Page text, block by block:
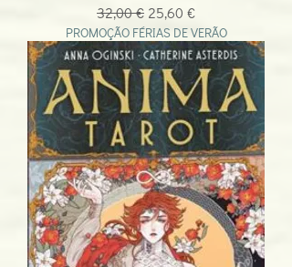
Preço normal
32,00 € Preço promocional
25,60 €
PROMOÇÃO FÉRIAS DE VERÃO